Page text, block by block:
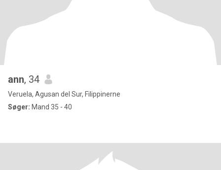
ann, 34
Veruela, Agusan del Sur, Filippinerne
Søger: Mand 35 - 40